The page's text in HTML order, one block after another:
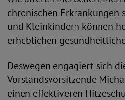
chronischen Erkrankungen
und Kleinkindern können
erheblichen
Deswegen engagiert sich
Vorstandsvorsitzende
einen effektiveren